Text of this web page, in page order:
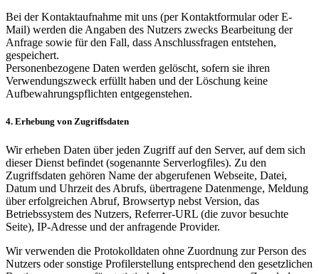
Bei der Kontaktaufnahme mit uns (per Kontaktformular oder E-
Mail) werden die Angaben des Nutzers zwecks Bearbeitung der
Anfrage sowie für den Fall, dass Anschlussfragen entstehen,
gespeichert.
Personenbezogene Daten werden gelöscht, sofern sie ihren
Verwendungszweck erfüllt haben und der Löschung keine
Aufbewahrungspflichten entgegenstehen.
4. Erhebung von Zugriffsdaten
Wir erheben Daten über jeden Zugriff auf den Server, auf dem sich
dieser Dienst befindet (sogenannte Serverlogfiles). Zu den
Zugriffsdaten gehören Name der abgerufenen Webseite, Datei,
Datum und Uhrzeit des Abrufs, übertragene Datenmenge, Meldung
über erfolgreichen Abruf, Browsertyp nebst Version, das
Betriebssystem des Nutzers, Referrer-URL (die zuvor besuchte
Seite), IP-Adresse und der anfragende Provider.
Wir verwenden die Protokolldaten ohne Zuordnung zur Person des
Nutzers oder sonstige Profilerstellung entsprechend den gesetzlichen